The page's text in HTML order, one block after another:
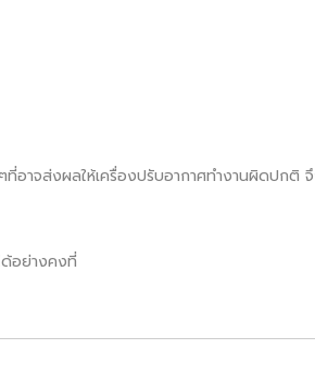
จส่งผลให้เครื่องปรับอากาศทำงานผิดปกติ จึ
อย่างคงที่